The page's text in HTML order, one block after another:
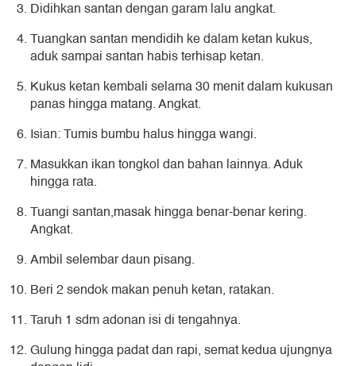
Didihkan santan dengan garam lalu angkat.
Tuangkan santan mendidih ke dalam ketan kukus,
aduk sampai santan habis terhisap ketan.
Kukus ketan kembali selama 30 menit dalam kukusan
panas hingga matang. Angkat.
Isian: Tumis bumbu halus hingga wangi.
Masukkan ikan tongkol dan bahan lainnya. Aduk
hingga rata.
Tuangi santan,masak hingga benar-benar kering.
Angkat.
Ambil selembar daun pisang.
Beri 2 sendok makan penuh ketan, ratakan.
Taruh 1 sdm adonan isi di tengahnya.
Gulung hingga padat dan rapi, semat kedua ujungnya